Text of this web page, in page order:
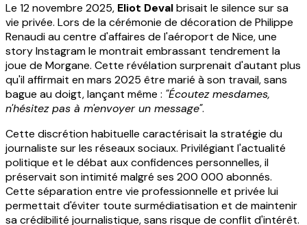
Le 12 novembre 2025, Eliot Devalbrisait le silence sur sa
vie privée. Lors de la cérémonie de décoration de Philippe
Renaudi au centre d'affaires de l'aéroport de Nice, une
story Instagram le montrait embrassant tendrement la
joue de Morgane. Cette révélation surprenait d'autant plus
qu'il affirmait en mars 2025 être marié à son travail, sans
bague au doigt, lançant même : "Écoutez mesdames,
n'hésitez pas à m'envoyer un message".
Cette discrétion habituelle caractérisait la stratégie du
journaliste sur les réseaux sociaux. Privilégiant l'actualité
politique et le débat aux confidences personnelles, il
préservait son intimité malgré ses 200 000 abonnés.
Cette séparation entre vie professionnelle et privée lui
permettait d'éviter toute surmédiatisation et de maintenir
sa crédibilité journalistique, sans risque de conflit d'intérêt.